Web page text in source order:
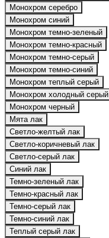
Монохром серебро
Монохром синий
Монохром темно-зеленый
Монохром темно-красный
Монохром темно-серый
Монохром темно-синий
Монохром теплый серый
Монохром холодный серый
Монохром черный
Мята лак
Светло-желтый лак
Светло-коричневый лак
Светло-серый лак
Синий лак
Темно-зеленый лак
Темно-красный лак
Темно-серый лак
Темно-синий лак
Теплый серый лак